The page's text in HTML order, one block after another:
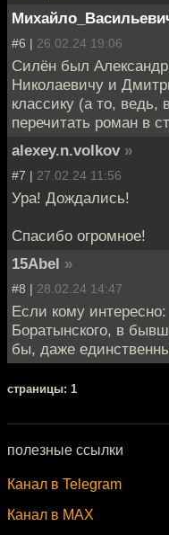
#6 | 26.02.24 19:06
Силён был
Николаевичу и
классику (а то,
перечитать роман в
alexey.n.volkov »
#7 | 27.02.24 11:56
Ура! Дождались!
Спасибо огромное!
15Abel »
#8 | 28.02.24 14:47
Если кому
Боратынского, в
бы, даже
cтраницы: 1
полезные ссылки
Канал в Telegram
Канал в MAX